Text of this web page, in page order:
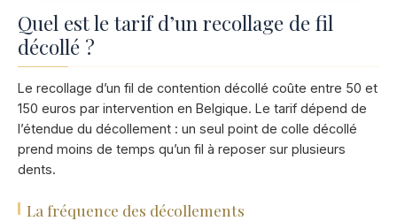
Quel est le tarif d’un recollage de fil
décollé ?
Le recollage d’un fil de contention décollé coûte entre 50 et
150 euros par intervention en Belgique. Le tarif dépend de
l’étendue du décollement : un seul point de colle décollé
prend moins de temps qu’un fil à reposer sur plusieurs
dents.
La fréquence des décollements